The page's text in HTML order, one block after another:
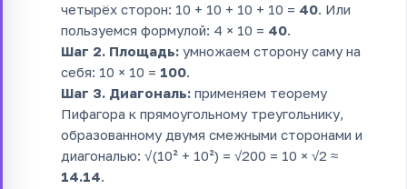
четырёх сторон: 10 + 10 + 10 + 10 = 40. Или
пользуемся формулой: 4 × 10 = 40.
Шаг 2. Площадь: умножаем сторону саму на
себя: 10 × 10 = 100.
Шаг 3. Диагональ: применяем теорему
Пифагора к прямоугольному треугольнику,
образованному двумя смежными сторонами и
диагональю: √(10² + 10²) = √200 = 10 × √2 ≈
14.14.